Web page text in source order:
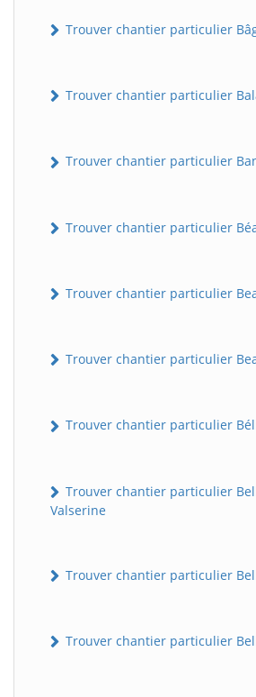
Trouver chantier particulier
Trouver chantier particulier
Trouver chantier particulier
Trouver chantier particulier
Trouver chantier particulier
Trouver chantier particulier
Trouver chantier particulier
Trouver chantier particulier
Valserine
Trouver chantier particulier
Trouver chantier particulier